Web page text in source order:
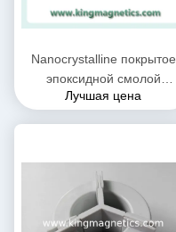
Nanocrystalline покрытое
эпоксидной смолой
вырезает сердцевина из
Лучшая цена